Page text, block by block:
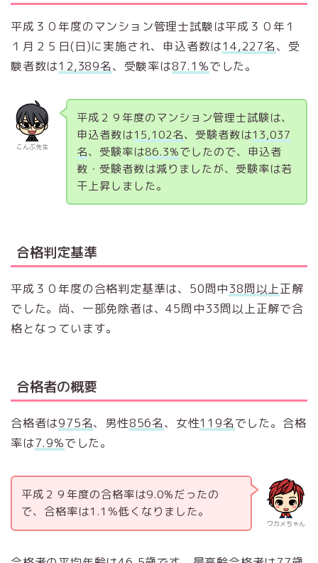
平成３０年度のマンション管理士試験は平成３０年１
１月２５日(日)に実施され、申込者数は14,227名、受
験者数は12,389名、受験率は87.1%でした。
こんぶ先生
平成２９年度のマンション管理士試験は、
申込者数は15,102名、受験者数は13,037
名、受験率は86.3%でしたので、申込者
数・受験者数は減りましたが、受験率は若
干上昇しました。
合格判定基準
平成３０年度の合格判定基準は、50問中38問以上正解
でした。尚、一部免除者は、45問中33問以上正解で合
格となっています。
合格者の概要
合格者は975名、男性856名、女性119名でした。合格
率は7.9%でした。
ワカメちゃん
平成２９年度の合格率は9.0%だったの
で、合格率は1.1％低くなりました。